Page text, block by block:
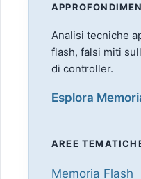
Analisi tecniche
flash, falsi miti
di controller.
Esplora
AREE
Memoria Flash